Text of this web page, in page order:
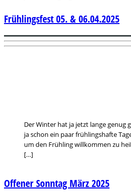
Der Winter hat ja jetzt lange genug
ja schon ein paar frühlingshafte
um den Frühling willkommen zu
[…]
Frühlingsfest 05. & 06.04.2025
Offener Sonntag März 2025